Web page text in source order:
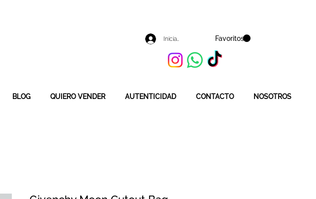
Iniciar sesión Favoritos
BLOG QUIERO VENDER AUTENTICIDAD CONTACTO NOSOTROS